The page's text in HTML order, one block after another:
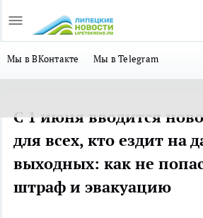
Мы в ВКонтакте Мы в Telegram
С 1 июня вводится
для всех, кто ездит на
выходных: как не
штраф и эвакуацию